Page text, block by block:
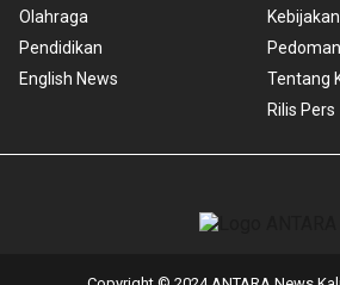
Olahraga
Pendidikan
English News
Tentang
Rilis Pers